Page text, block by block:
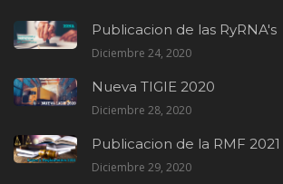
Publicacion de las RyRNA's
Diciembre 24, 2020
Nueva TIGIE 2020
Diciembre 28, 2020
Publicacion de la RMF 2021
Diciembre 29, 2020